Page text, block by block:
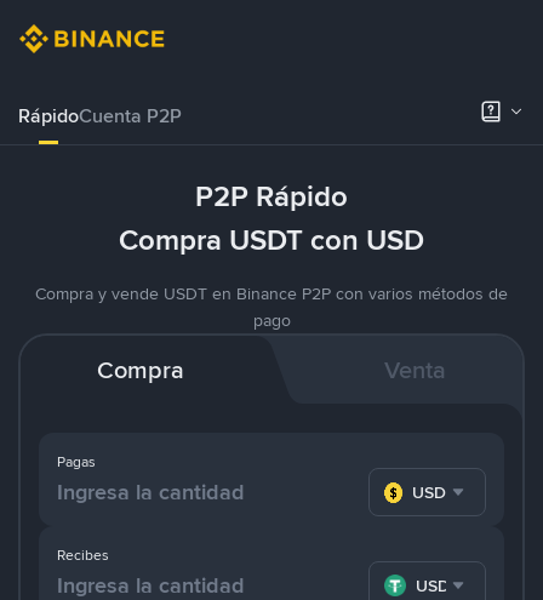
RápidoCuenta P2P
P2P Rápido
Compra USDT con USD
Compra y vende USDT en Binance P2P con varios métodos de
pago
Compra Venta
Pagas
USD
Recibes
USDT